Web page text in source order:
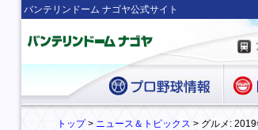
バンテリンドーム ナゴヤ公式サイト
トップ> ニュース＆トピックス > グルメ: